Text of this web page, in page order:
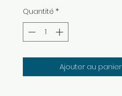
Quantité *
Ajouter au panier